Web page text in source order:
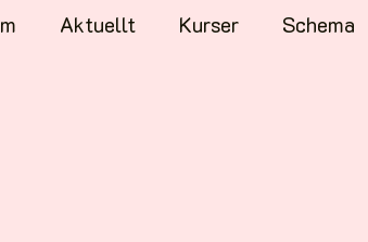
Aktuellt Kurser Schema